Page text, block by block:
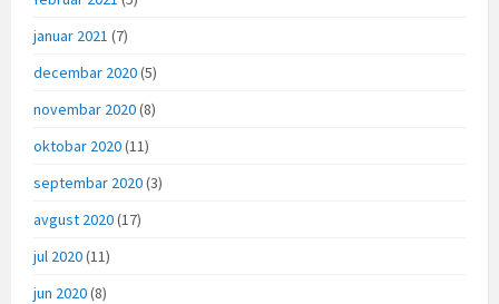
januar 2021 (7)
decembar 2020(5)
novembar 2020(8)
oktobar 2020(11)
septembar 2020(3)
avgust 2020(17)
jul 2020(11)
jun 2020(8)